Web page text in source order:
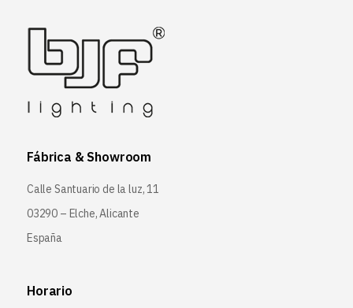
Fábrica & Showroom
Calle Santuario de la luz, 11
03290 – Elche, Alicante
España
Horario